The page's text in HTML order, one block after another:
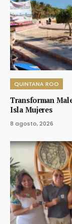
QUINTANA ROO
Transforman
Isla Mujeres
8 agosto, 2026